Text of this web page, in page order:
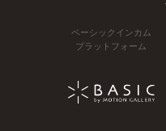
ベーシックインカム
プラットフォーム